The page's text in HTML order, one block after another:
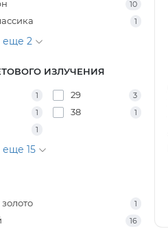
10
1
еще 2
ИЗЛУЧЕНИЯ
1 29 3
1 38 1
1
еще 15
1
16